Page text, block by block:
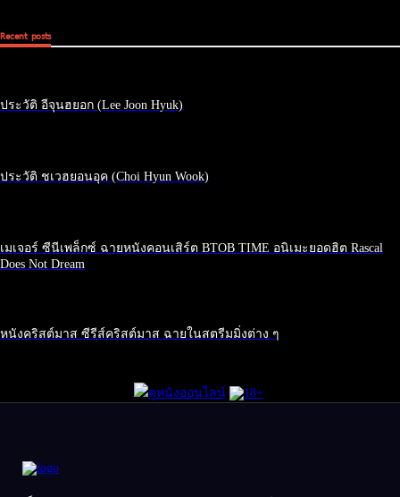
Recent posts
ประวัติ อีจุนฮยอก (Lee Joon Hyuk)
ประวัติ ชเวฮยอนอุค (Choi Hyun Wook)
เมเจอร์ ซีนีเพล็กซ์ ฉายหนังคอนเสิร์ต BTOB TIME อนิเมะยอดฮิต Rascal
Does Not Dream
หนังคริสต์มาส ซีรีส์คริสต์มาส ฉายในสตรีมมิ่งต่าง ๆ